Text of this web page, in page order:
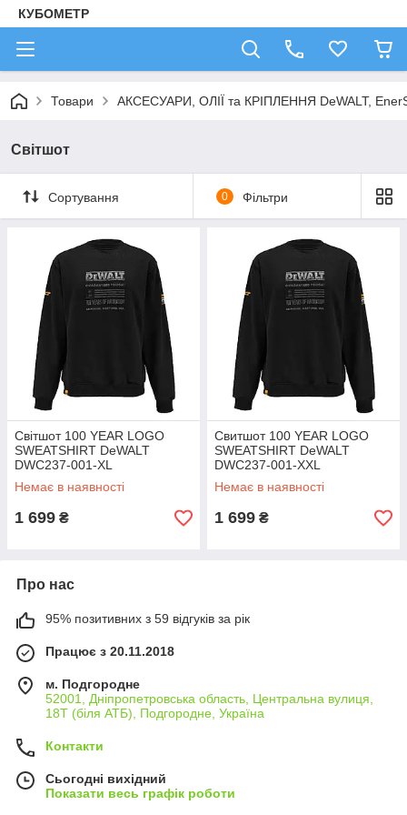
КУБОМЕТР
Товари АКСЕСУАРИ, ОЛІЇ та КРІПЛЕННЯ DeWALT,
Світшот
Сортування 0 Фільтри
Світшот 100 YEAR LOGO
SWEATSHIRT DeWALT
DWC237-001-XL
Немає в наявності
1 699 ₴
Свитшот 100 YEAR LOGO
SWEATSHIRT DeWALT
DWC237-001-XXL
Немає в наявності
1 699 ₴
Про нас
95% позитивних з 59 відгуків за рік
Працює з 20.11.2018
м. Подгородне
52001, Дніпропетровська область, Центральна вулиця,
18Т (біля АТБ), Подгородне, Україна
Контакти
Сьогодні вихідний
Показати весь графік роботи